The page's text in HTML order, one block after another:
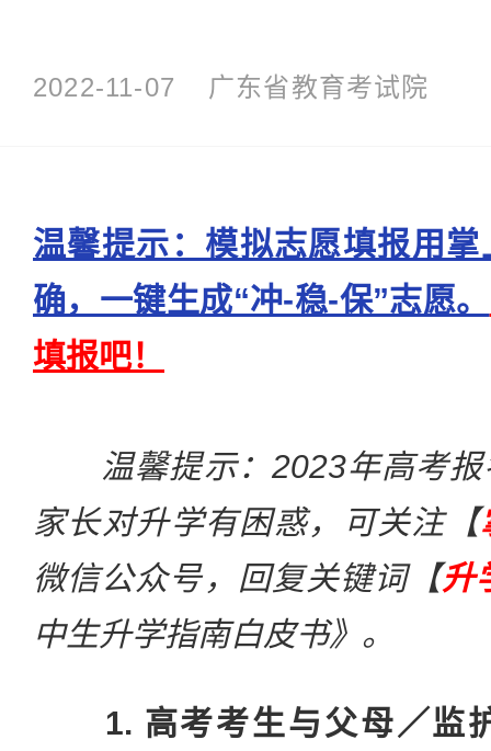
2022-11-07 广东省教育考试院
温馨提示：模拟志愿填报用
确，一键生成“冲-稳-保”志愿。
填报吧！
温馨提示：2023年高考
家长对升学有困惑，可关注【
微信公众号，回复关键词【升
中生升学指南白皮书》。
1. 高考考生与父母／监